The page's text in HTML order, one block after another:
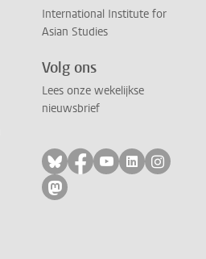
International Institute for
Asian Studies
Volg ons
Lees onze wekelijkse
nieuwsbrief
Volg ons op bluesky
Volg ons op
Volg ons op
Volg ons
Volg
Volg ons op mastodon